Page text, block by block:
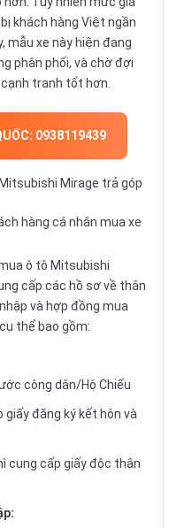
khách hàng Việt ngần
mẫu xe này hiện đang
phân phối, và chờ đợi
tranh tốt hơn.
0938119439
Mirage trả góp
hàng cá nhân mua xe
ô tô Mitsubishi
cấp các hồ sơ về thân
và hợp đồng mua
thể bao gồm:
công dân/Hộ Chiếu
giấy đăng ký kết hôn và
cung cấp giấy độc thân